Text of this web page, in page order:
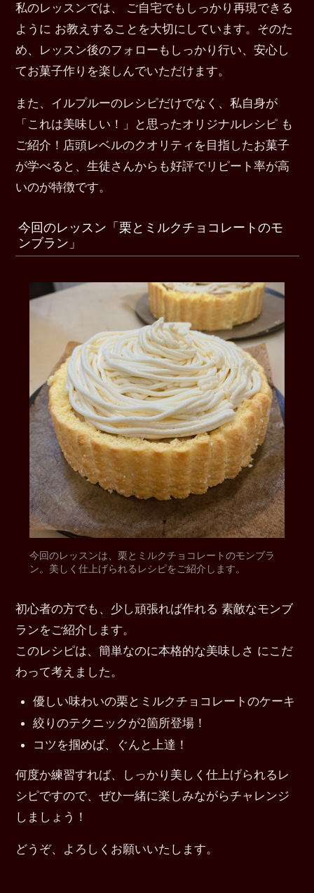
私のレッスンでは、 ご自宅でもしっかり再現できる
ように お教えすることを大切にしています。そのた
め、レッスン後のフォローもしっかり行い、安心し
てお菓子作りを楽しんでいただけます。
また、イルプルーのレシピだけでなく、私自身が
「これは美味しい！」と思ったオリジナルレシピ も
ご紹介！店頭レベルのクオリティを目指したお菓子
が学べると、生徒さんからも好評でリピート率が高
いのが特徴です。
今回のレッスン「栗とミルクチョコレートのモ
ンブラン」
今回のレッスンは、栗とミルクチョコレートのモンブラ
ン。美しく仕上げられるレシピをご紹介します。
初心者の方でも、少し頑張れば作れる 素敵なモンブ
ランをご紹介します。
このレシピは、簡単なのに本格的な美味しさ にこだ
わって考えました。
優しい味わいの栗とミルクチョコレートのケーキ
絞りのテクニックが2箇所登場！
コツを掴めば、ぐんと上達！
何度か練習すれば、しっかり美しく仕上げられるレ
シピですので、ぜひ一緒に楽しみながらチャレンジ
しましょう！
どうぞ、よろしくお願いいたします。